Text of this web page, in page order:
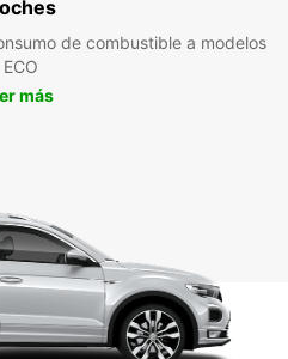
de combustible a modelos
ECO
más